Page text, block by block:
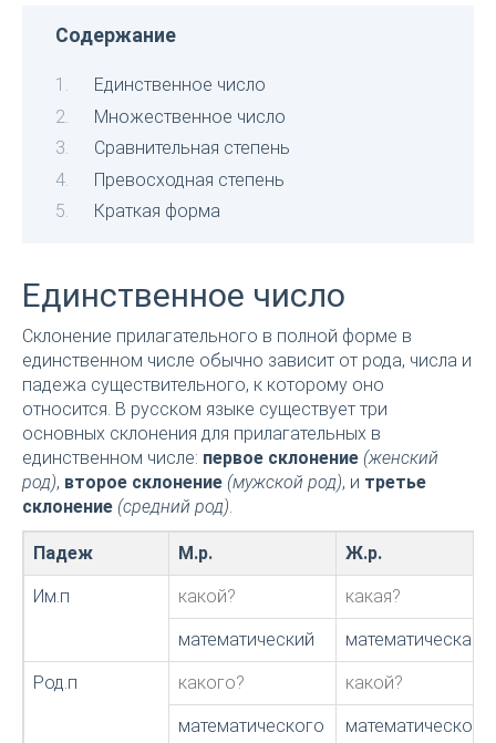
Содержание
Единственное число
Множественное число
Сравнительная степень
Превосходная степень
Краткая форма
Единственное число
Склонение прилагательного в полной форме в
единственном числе обычно зависит от рода, числа и
падежа существительного, к которому оно
относится. В русском языке существует три
основных склонения для прилагательных в
единственном числе: первое склонение (женский
род), второе склонение (мужской род), и третье
склонение (средний род).
Падеж М.р. Ж.р.
Им.п какой? какая?
математический математическая
Род.п какого? какой?
математического математической